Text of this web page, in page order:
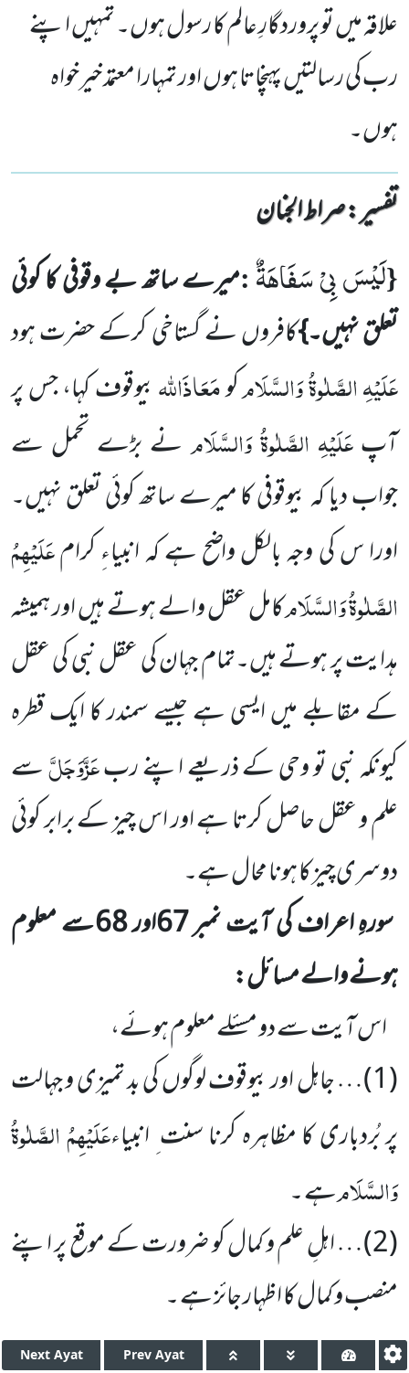
علاقہ میں تو پروردگارِ عالم کا رسول ہوں۔ تمہیں اپنے
رب کی رسالتیں پہنچاتا ہوں اور تمہارا معتمد خیرخواہ
ہوں۔
تفسیر : ‎صراط الجنان
{لَیْسَ بِیْ سَفَاهَةٌ:میرے ساتھ بے وقوفی کا کوئی
تعلق نہیں۔}کافروں نے گستاخی کرکے حضرت ہود
عَلَیْہِ الصَّلٰوۃُ وَالسَّلَامکومَعَاذَاللہبیوقوف کہا، جس پر
آپعَلَیْہِ الصَّلٰوۃُ وَالسَّلَامنے بڑے تحمل سے
جواب دیا کہ بیوقوفی کا میرے ساتھ کوئی تعلق نہیں۔
اورا س کی وجہ بالکل واضح ہے کہ انبیاءِ کرامعَلَیْہِمُ
الصَّلٰوۃُ وَالسَّلَامکامل عقل والے ہوتے ہیں اور ہمیشہ
ہدایت پر ہوتے ہیں۔تمام جہان کی عقل نبی کی عقل
کے مقابلے میں ایسی ہے جیسے سمندر کا ایک قطرہ
کیونکہ نبی تو وحی کے ذریعے اپنے ربعَزَّوَجَلَّسے
علم و عقل حاصل کرتا ہے اور اس چیز کے برابر کوئی
دوسری چیز کا ہونا محال ہے۔
سورہِ اعراف کی آیت نمبر67اور68سے معلوم
ہونے والے مسائل:
اس آیت سے دو مسئلے معلوم ہوئے،
(
1)… جاہل اور بیوقوف لوگوں کی بد تمیزی و جہالت
پر بُردباری کا مظاہرہ کرنا سنت ِ انبیاءعَلَیْہِمُ الصَّلٰوۃُ
وَالسَّلَامہے ۔
(
2)… اہلِ علم و کمال کو ضرورت کے موقع پر اپنے
منصب و کمال کا اظہار جائز ہے ۔
Next Ayat Prev Ayat